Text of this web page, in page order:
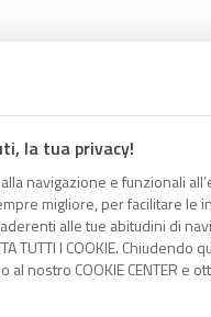
la tua privacy!
navigazione e funzionali
migliore, per facilitare le
alle tue abitudini di
TUTTI I COOKIE.
nostro COOKIE CENTER e